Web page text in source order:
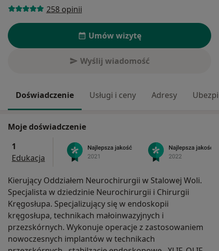
258 opinii
Umów wizytę
Wyślij wiadomość
Doświadczenie Usługi i ceny Adresy
Moje doświadczenie
1
Edukacja
Kierujący Oddziałem Neurochirurgii w Stalowej Woli.
Specjalista w dziedzinie Neurochirurgii i Chirurgii
Kręgosłupa. Specjalizujący się w endoskopii
kręgosłupa, technikach małoinwazyjnych i
przezskórnych. Wykonuje operacje z zastosowaniem
nowoczesnych implantów w technikach